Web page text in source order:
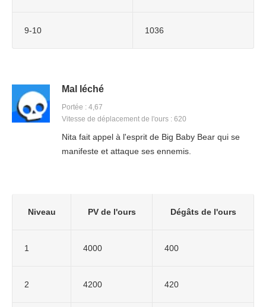
9-10 1036
Mal léché
Portée : 4,67
Vitesse de déplacement de l'ours : 620
Nita fait appel à l'esprit de Big Baby Bear qui se
manifeste et attaque ses ennemis.
Niveau PV de l'ours Dégâts de l'ours
1 4000 400
2 4200 420